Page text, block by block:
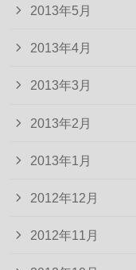
2013年5月
2013年4月
2013年3月
2013年2月
2013年1月
2012年12月
2012年11月